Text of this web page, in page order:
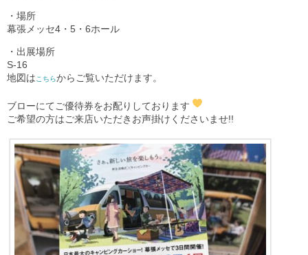
・場所
幕張メッセ4・5・6ホール
・出展場所
S-16
地図はこちらからご覧いただけます。
ブローにてご優待券をお配りしております
ご希望の方はご来店いただきお声掛けくださいませ!!